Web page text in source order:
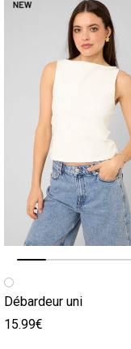
Image précédente
Image suivante
Débardeur uni
15.99€